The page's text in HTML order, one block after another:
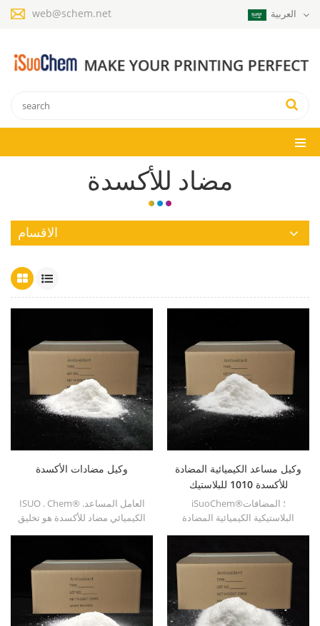
web@schem.net
مضاد للأكسدة
الاقسام
وكيل مضادات الأكسدة
ISUO . Chem® .العامل المساعد
الكيميائي مضاد للأكسدة هو تخليق
نطاق واسع في مادة البولي
بروبيلين، البولي إيثيلين، ABS،
البولي الألياف والراتنج البوليستر
وغيرها من التوليف البلاستيك و
المعالجة.
وكيل مساعد الكيميائية المضادة
للأكسدة 1010 للبلاستيك
iSuoChem®؛ المضافات
البلاستيكية الكيميائية المضادة
الاستخراج.